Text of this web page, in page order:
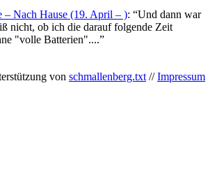
– Nach Hause (19. April – ): “Und dann war
nicht, ob ich die darauf folgende Zeit
"volle Batterien"....”
von schmallenberg.txt //Impressum